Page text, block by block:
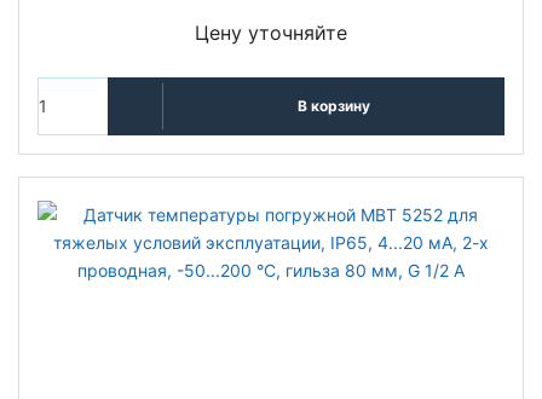
Цену уточняйте
В корзину